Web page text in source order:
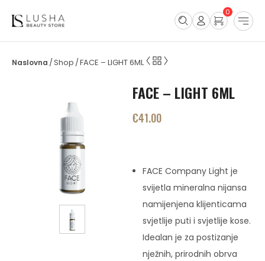
0
/Shop /FACE – LIGHT 6ML
FACE – LIGHT 6ML
€41.00
FACE Company Light je
svijetla mineralna nijansa
namijenjena klijenticama
svjetlije puti i svjetlije kose.
Idealan je za postizanje
nježnih, prirodnih obrva